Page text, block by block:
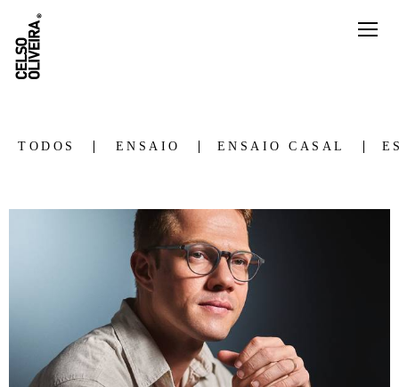
TODOS ENSAIO ENSAIO CASAL